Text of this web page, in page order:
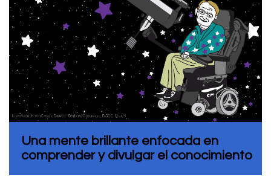
Una mente brillante enfocada en
comprender y divulgar el conocimiento